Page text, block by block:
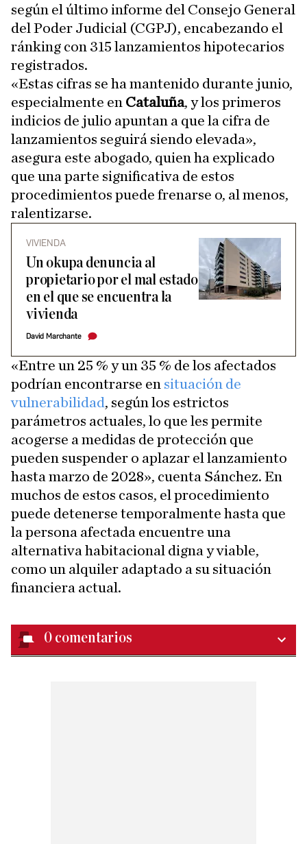
según el último informe del Consejo General
del Poder Judicial (CGPJ), encabezando el
ránking con 315 lanzamientos hipotecarios
registrados.
«Estas cifras se ha mantenido durante junio,
especialmente en Cataluña, y los primeros
indicios de julio apuntan a que la cifra de
lanzamientos seguirá siendo elevada»,
asegura este abogado, quien ha explicado
que una parte significativa de estos
procedimientos puede frenarse o, al menos,
ralentizarse.
VIVIENDA
Un okupa denuncia al
propietario por el mal estado
en el que se encuentra la
vivienda
David Marchante
«Entre un 25 % y un 35 % de los afectados
podrían encontrarse en situación de
vulnerabilidad, según los estrictos
parámetros actuales, lo que les permite
acogerse a medidas de protección que
pueden suspender o aplazar el lanzamiento
hasta marzo de 2028», cuenta Sánchez. En
muchos de estos casos, el procedimiento
puede detenerse temporalmente hasta que
la persona afectada encuentre una
alternativa habitacional digna y viable,
como un alquiler adaptado a su situación
financiera actual.
0 comentarios